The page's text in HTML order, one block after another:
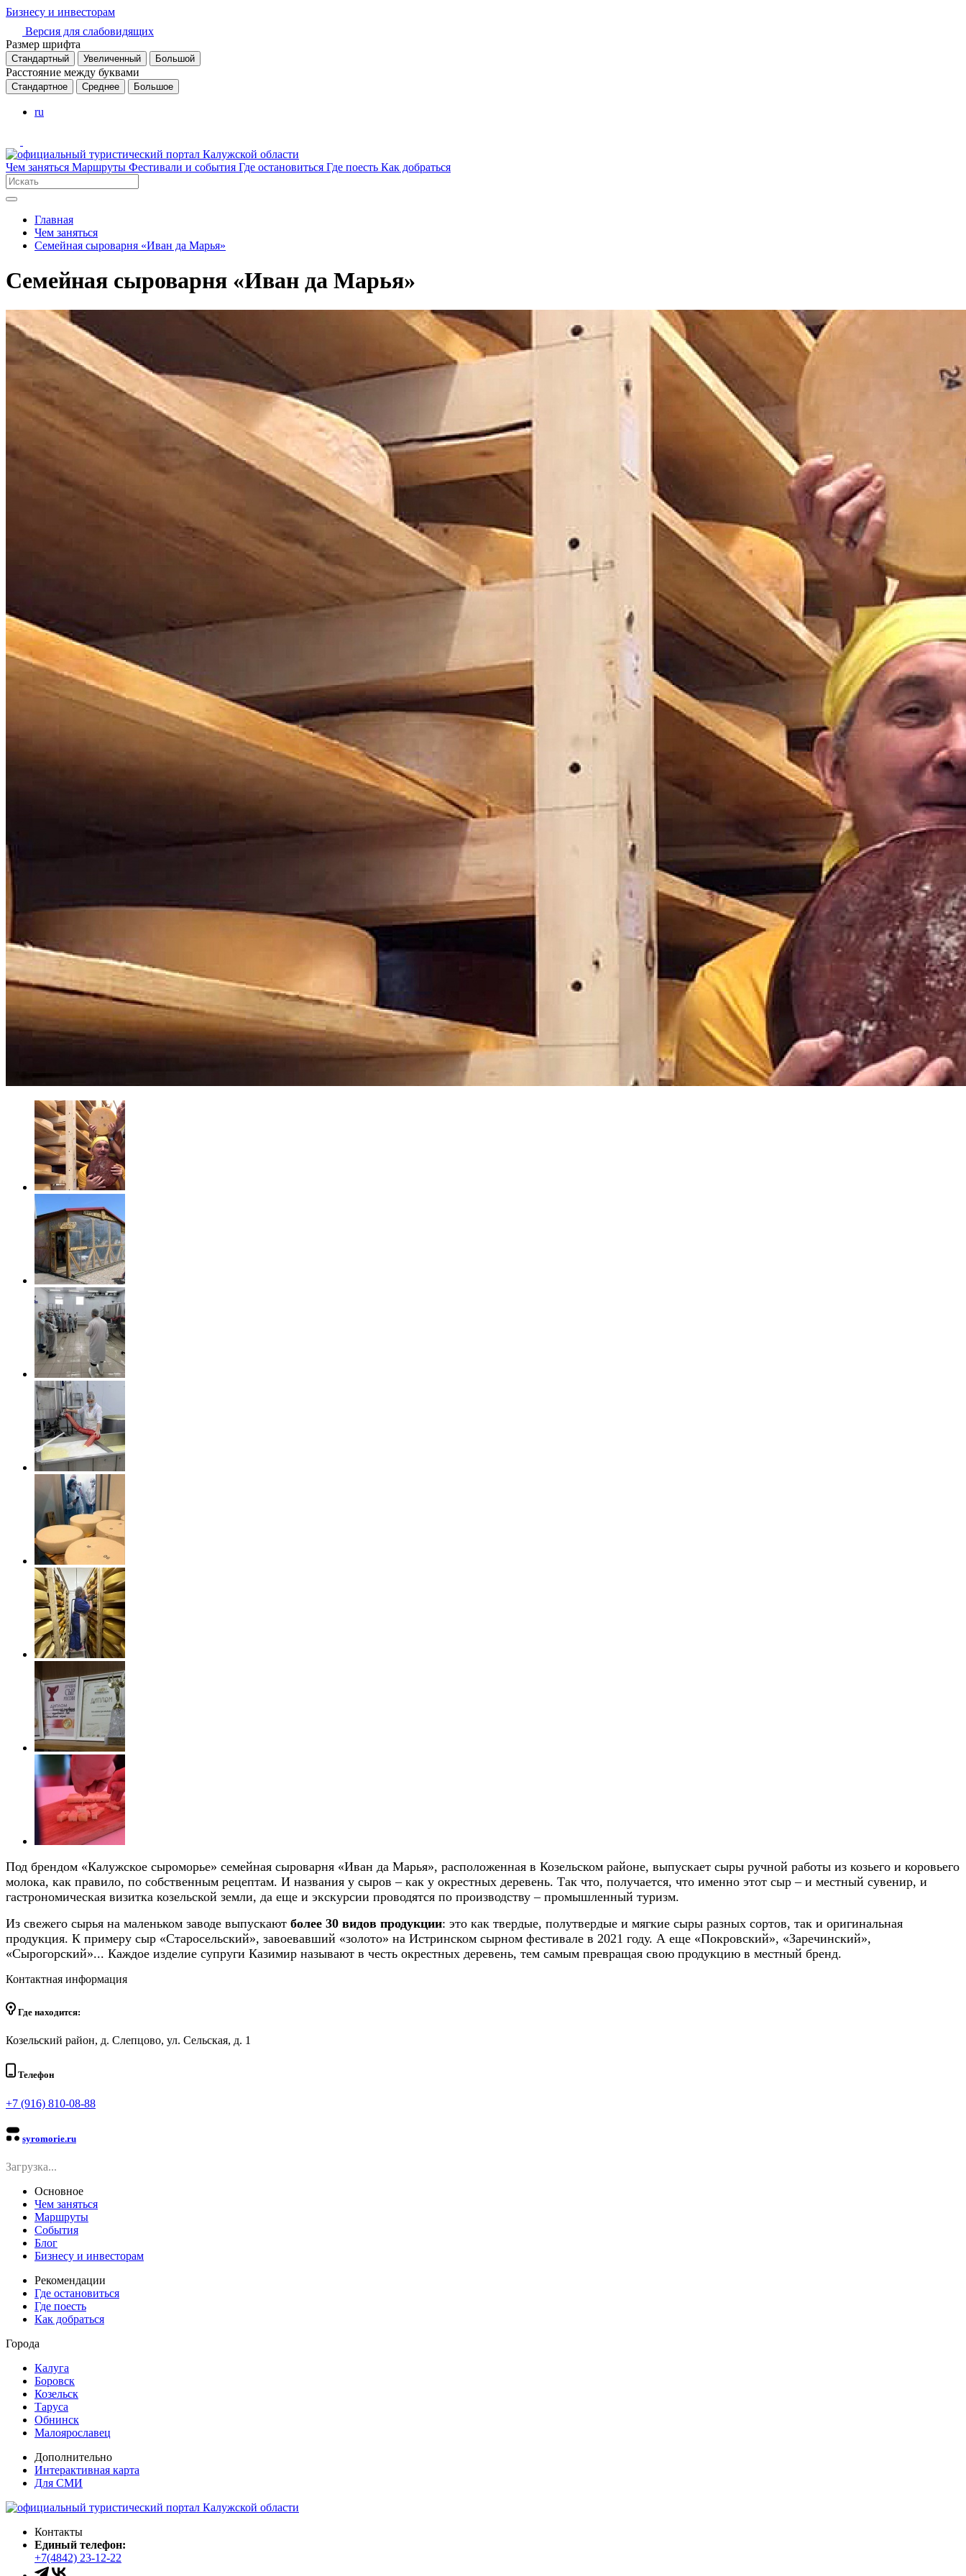
Бизнесу и инвесторам
Версия для слабовидящих
Размер шрифта
Стандартный Увеличенный Большой
Расстояние между буквами
Стандартное Среднее Большое
ru
Чем заняться Маршруты Фестивали и события Где остановиться Где поесть Как добраться
Главная
Чем заняться
Семейная сыроварня «Иван да Марья»
Семейная сыроварня «Иван да Марья»
Под брендом «Калужское сыроморье» семейная сыроварня «Иван да Марья», расположенная в Козельском районе, выпускает сыры ручной работы из козьего и коровьего
молока, как правило, по собственным рецептам. И названия у сыров – как у окрестных деревень. Так что, получается, что именно этот сыр – и местный сувенир, и
гастрономическая визитка козельской земли, да еще и экскурсии проводятся по производству – промышленный туризм.
Из свежего сырья на маленьком заводе выпускают более 30 видов продукции: это как твердые, полутвердые и мягкие сыры разных сортов, так и оригинальная
продукция. К примеру сыр «Старосельский», завоевавший «золото» на Истринском сырном фестивале в 2021 году. А еще «Покровский», «Заречинский»,
«Сырогорский»... Каждое изделие супруги Казимир называют в честь окрестных деревень, тем самым превращая свою продукцию в местный бренд.
Контактная информация
Где находится:
Козельский район, д. Слепцово, ул. Сельская, д. 1
Телефон
+7 (916) 810-08-88
syromorie.ru
Загрузка...
Основное
Чем заняться
Маршруты
События
Блог
Бизнесу и инвесторам
Рекомендации
Где остановиться
Где поесть
Как добраться
Города
Калуга
Боровск
Козельск
Таруса
Обнинск
Малоярославец
Дополнительно
Интерактивная карта
Для СМИ
Контакты
Единый телефон:
+7(4842) 23-12-22